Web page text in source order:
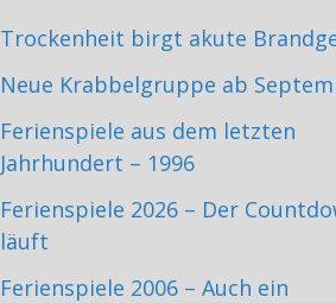
Trockenheit birgt akute
Neue Krabbelgruppe ab
Ferienspiele aus dem letzten
Jahrhundert – 1996
Ferienspiele 2026 – Der
läuft
Ferienspiele 2006 – Auch ein